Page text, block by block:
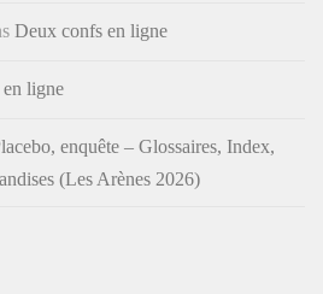
Deux confs en ligne
ligne
enquête – Glossaires, Index,
(Les Arènes 2026)